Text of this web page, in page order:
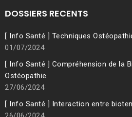
DOSSIERS RECENTS
[ Info Santé ] Techniques
01/07/2024
[ Info Santé ] Compréhension de la
Ostéopathie
27/06/2024
[ Info Santé ] Interaction entre